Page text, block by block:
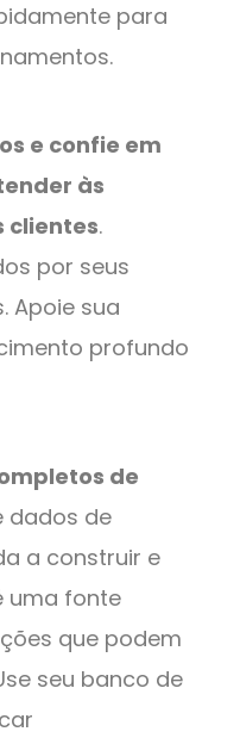
para
e confie em
às
clientes.
por seus
Apoie sua
profundo
de
dados de
a construir e
uma fonte
que podem
seu banco de